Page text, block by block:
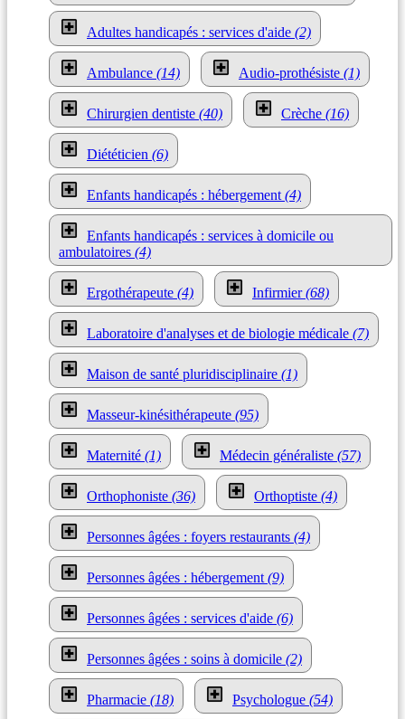
Adultes handicapés : services d'aide (2)
Ambulance (14) Audio-prothésiste (1)
Chirurgien dentiste (40) Crèche (16)
Diététicien (6)
Enfants handicapés : hébergement (4)
Enfants handicapés : services à domicile ou
ambulatoires (4)
Ergothérapeute (4) Infirmier(68)
Laboratoire d'analyses et de biologie médicale (7)
Maison de santé pluridisciplinaire (1)
Masseur-kinésithérapeute (95)
Maternité (1) Médecin généraliste (57)
Orthophoniste (36) Orthoptiste (4)
Personnes âgées : foyers restaurants (4)
Personnes âgées : hébergement (9)
Personnes âgées : services d'aide (6)
Personnes âgées : soins à domicile (2)
Pharmacie (18) Psychologue (54)